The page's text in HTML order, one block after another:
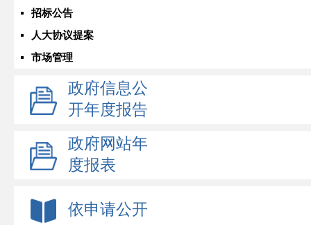
招标公告
人大协议提案
市场管理
政府信息公
开年度报告
政府网站年
度报表
依申请公开